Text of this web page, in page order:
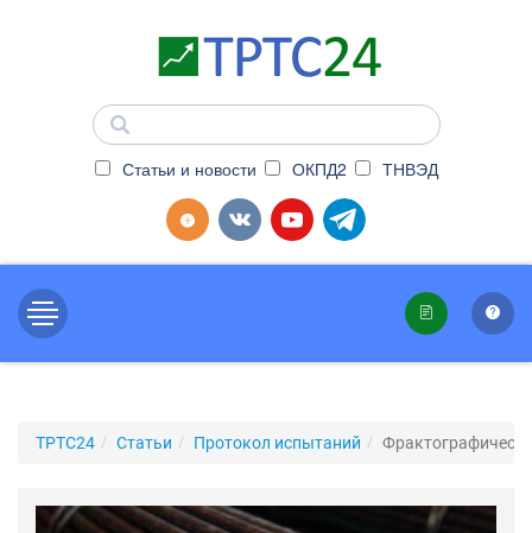
Статьи и новости ОКПД2 ТНВЭД
ТРТС24 Статьи Протокол испытаний